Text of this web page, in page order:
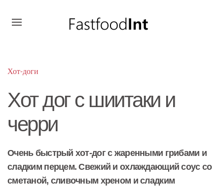
Хот-доги
Хот дог с шиитаки и
черри
Очень быстрый хот-дог с жаренными грибами и
сладким перцем. Свежий и охлаждающий соус со
сметаной, сливочным хреном и сладким